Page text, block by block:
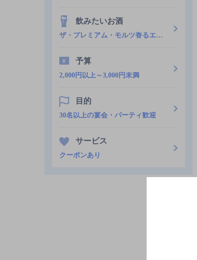
飲みたいお酒
ザ・プレミアム・モルツ香るエール
予算
2,000円以上～3,000円未満
目的
30名以上の宴会・パーティ歓迎
サービス
クーポンあり